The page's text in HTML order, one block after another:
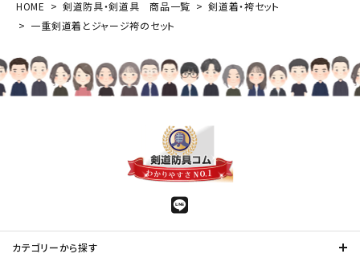
HOME
剣道防具・剣道具 商品一覧
剣道着・袴セット
一重剣道着とジャージ袴のセット
カテゴリーから探す